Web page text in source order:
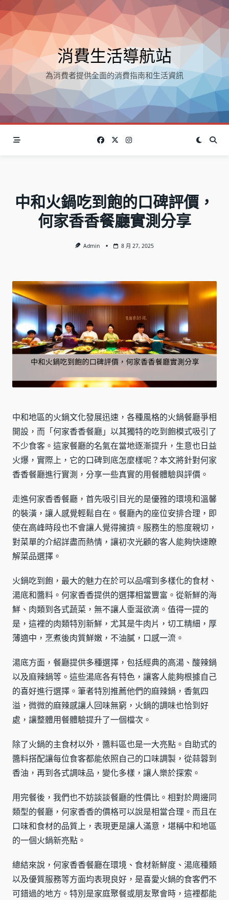
Skip
to
content
消費生活導航站
為消費者提供全面的消費指南和生活資訊
中和火鍋吃到飽的口碑評價，
何家香香餐廳實測分享
Admin 8 月 27, 2025
中和地區的火鍋文化發展迅速，各種風格的火鍋餐廳爭相
開設，而「何家香香餐廳」以其獨特的吃到飽模式吸引了
不少食客。這家餐廳的名氣在當地逐漸提升，生意也日益
火爆，實際上，它的口碑到底怎麼樣呢？本文將針對何家
香香餐廳進行實測，分享一些真實的用餐體驗與評價。
走進何家香香餐廳，首先吸引目光的是優雅的環境和溫馨
的裝潢，讓人感覺輕鬆自在。餐廳內的座位安排合理，即
使在高峰時段也不會讓人覺得擁擠。服務生的態度親切，
對菜單的介紹詳盡而熱情，讓初次光顧的客人能夠快速瞭
解菜品選擇。
火鍋吃到飽，最大的魅力在於可以品嚐到多樣化的食材、
湯底和醬料。何家香香提供的選擇相當豐富。從新鮮的海
鮮、肉類到各式蔬菜，無不讓人垂涎欲滴。值得一提的
是，這裡的肉類特別新鮮，尤其是牛肉片，切工精細，厚
薄適中，烹煮後肉質鮮嫩，不油膩，口感一流。
湯底方面，餐廳提供多種選擇，包括經典的高湯、酸辣鍋
以及麻辣鍋等。這些湯底各有特色，讓客人能夠根據自己
的喜好進行選擇。筆者特別推薦他們的麻辣鍋，香氣四
溢，微微的麻辣感讓人回味無窮，火鍋的調味也恰到好
處，讓整體用餐體驗提升了一個檔次。
除了火鍋的主食材以外，醬料區也是一大亮點。自助式的
醬料搭配讓每位食客都能依照自己的口味調製，從蒜蓉到
香油，再到各式調味品，變化多樣，讓人樂於探索。
用完餐後，我們也不妨談談餐廳的性價比。相對於周邊同
類型的餐廳，何家香香的價格可以說是相當合理。而且在
口味和食材的品質上，表現更是讓人滿意，堪稱中和地區
的一個火鍋新亮點。
總結來說，何家香香餐廳在環境、食材新鮮度、湯底種類
以及優質服務等方面均表現良好，是喜愛火鍋的食客們不
可錯過的地方。特別是家庭聚餐或朋友聚會時，這裡都能